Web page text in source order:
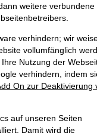
weitere verbundene
verhindern; wir
vollumfänglich
Nutzung der
verhindern, indem
On zur Deaktivierung
auf unseren Seiten
Damit wird die